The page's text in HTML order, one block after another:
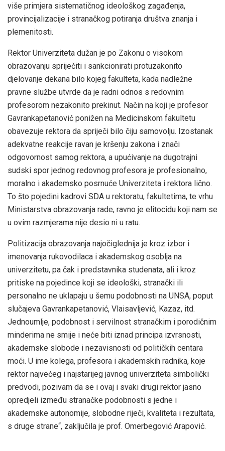
više primjera sistematičnog ideološkog zagađenja,
provincijalizacije i stranačkog potiranja društva znanja i
plemenitosti.
Rektor Univerziteta dužan je po Zakonu o visokom
obrazovanju spriječiti i sankcionirati protuzakonito
djelovanje dekana bilo kojeg fakulteta, kada nadležne
pravne službe utvrde da je radni odnos s redovnim
profesorom nezakonito prekinut. Način na koji je profesor
Gavrankapetanović ponižen na Medicinskom fakultetu
obavezuje rektora da spriječi bilo čiju samovolju. Izostanak
adekvatne reakcije ravan je kršenju zakona i znači
odgovornost samog rektora, a upućivanje na dugotrajni
sudski spor jednog redovnog profesora je profesionalno,
moralno i akademsko posrnuće Univerziteta i rektora lično.
To što pojedini kadrovi SDA u rektoratu, fakultetima, te vrhu
Ministarstva obrazovanja rade, ravno je elitocidu koji nam se
u ovim razmjerama nije desio ni u ratu.
Politizacija obrazovanja najočiglednija je kroz izbor i
imenovanja rukovodilaca i akademskog osoblja na
univerzitetu, pa čak i predstavnika studenata, ali i kroz
pritiske na pojedince koji se ideološki, stranački ili
personalno ne uklapaju u šemu podobnosti na UNSA, poput
slučajeva Gavrankapetanović, Vlaisavljević, Kazaz, itd.
Jednoumlje, podobnost i servilnost stranačkim i porodičnim
minderima ne smije i neće biti iznad principa izvrsnosti,
akademske slobode i nezavisnosti od političkih centara
moći. U ime kolega, profesora i akademskih radnika, koje
rektor najvećeg i najstarijeg javnog univerziteta simbolički
predvodi, pozivam da se i ovaj i svaki drugi rektor jasno
opredjeli između stranačke podobnosti s jedne i
akademske autonomije, slobodne riječi, kvaliteta i rezultata,
s druge strane“, zaključila je prof. Omerbegović Arapović.